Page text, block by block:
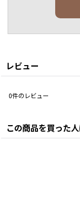
レビュー
0件のレビュー
この商品を買った